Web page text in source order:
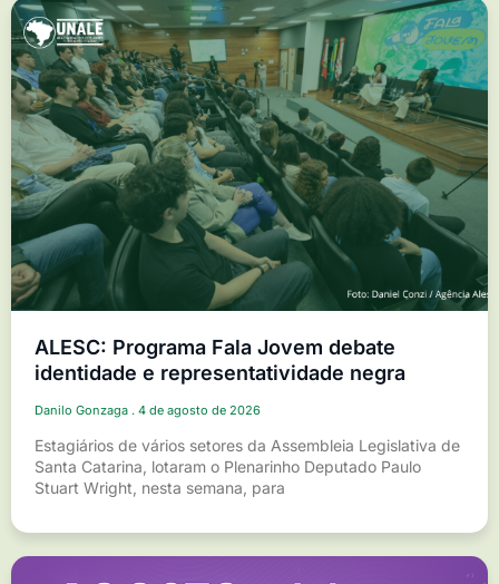
ALESC: Programa Fala Jovem debate
identidade e representatividade negra
Danilo Gonzaga 4 de agosto de 2026
Estagiários de vários setores da Assembleia Legislativa de
Santa Catarina, lotaram o Plenarinho Deputado Paulo
Stuart Wright, nesta semana, para